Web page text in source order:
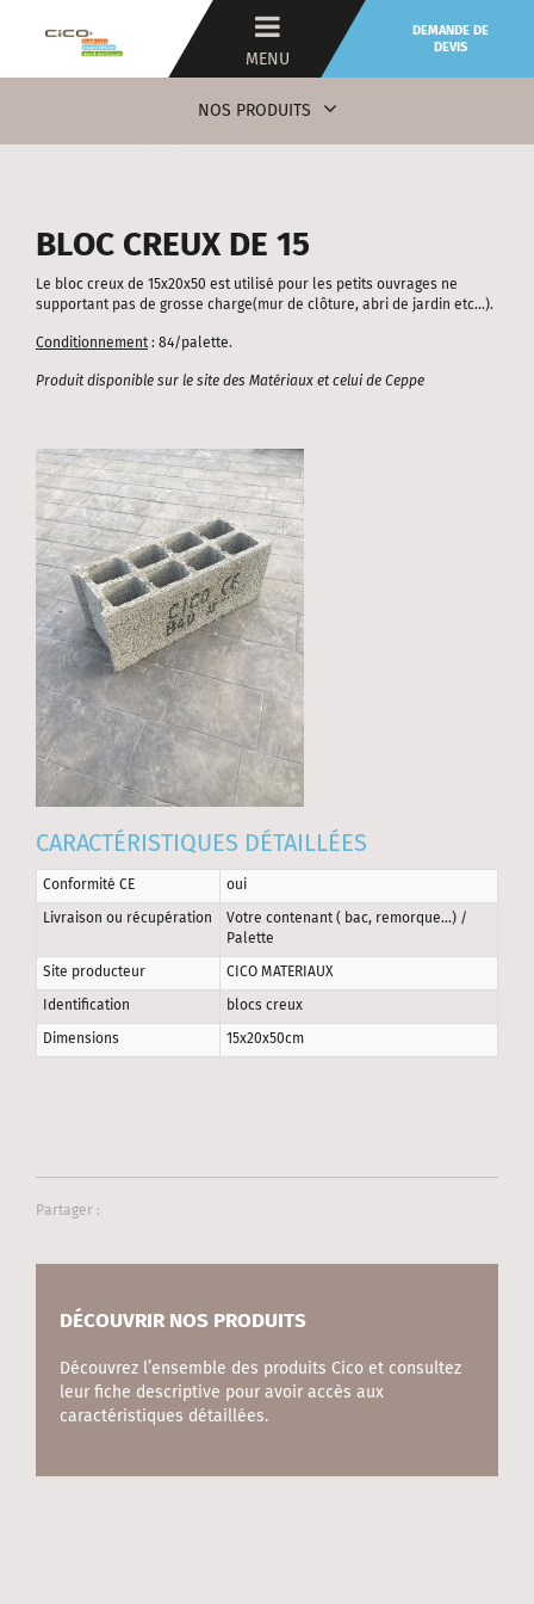
MENU
DEMANDE DE
DEVIS
NOS PRODUITS
BLOC CREUX DE 15
Le bloc creux de 15x20x50 est utilisé pour les petits ouvrages ne
supportant pas de grosse charge(mur de clôture, abri de jardin etc…).
Conditionnement: 84/palette.
Produit disponible sur le site des Matériaux et celui de Ceppe
CARACTÉRISTIQUES DÉTAILLÉES
Conformité CE oui
Livraison ou récupération
Votre contenant ( bac, remorque…) /
Palette
Site producteur CICO MATERIAUX
Identification blocs creux
Dimensions 15x20x50cm
Partager :
DÉCOUVRIR NOS PRODUITS
Découvrez l’ensemble des produits Cico et consultez
leur fiche descriptive pour avoir accès aux
caractéristiques détaillées.